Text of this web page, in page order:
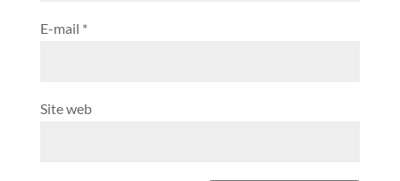
E-mail *
Site web